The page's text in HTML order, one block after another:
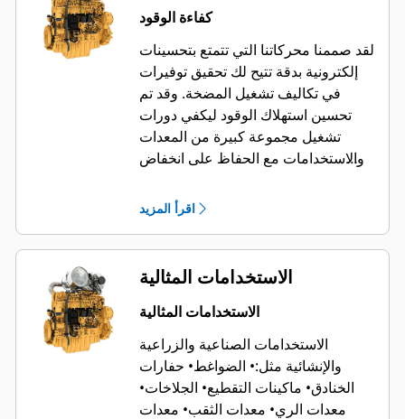
كفاءة الوقود
لقد صممنا محركاتنا التي تتمتع بتحسينات
إلكترونية بدقة تتيح لك تحقيق توفيرات
في تكاليف تشغيل المضخة. وقد تم
تحسين استهلاك الوقود ليكفي دورات
تشغيل مجموعة كبيرة من المعدات
والاستخدامات مع الحفاظ على انخفاض
الارتفاعات والظروف المحيطة. وتتوافق
تكوينات المحرك C13D هذه من دون
معالجة لاحقة مع مخاليط تصل إلى
B100 من أنواع الوقود الحيوي و100%
من الزيت النباتي المهدرج (HVO)، ما
يساعدك على توفير التكلفة، وتقليل
الحياة مع تحسين الأداء. للحفاظ على أداء
وسلامة المحرك مع تقليل مخاطر توقف
العمل أو الأعطال، يجب أن تفي أنواع
اقرأ المزيد
الاستخدامات المثالية
الاستخدامات المثالية
الاستخدامات الصناعية والزراعية
والإنشائية مثل:• الضواغط• حفارات
الخنادق• ماكينات التقطيع• الجلاخات•
معدات الري• معدات الثقب• معدات